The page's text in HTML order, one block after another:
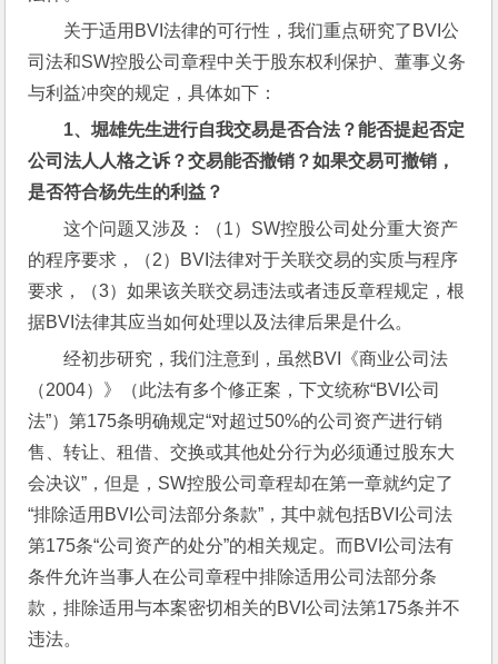
关于适用BVI法律的可行性，我们重点研究了BVI公
司法和SW控股公司章程中关于股东权利保护、董事义务
与利益冲突的规定，具体如下：
1、堀雄先生进行自我交易是否合法？能否提起否定
公司法人人格之诉？交易能否撤销？如果交易可撤销，
是否符合杨先生的利益？
这个问题又涉及：（1）SW控股公司处分重大资产
的程序要求，（2）BVI法律对于关联交易的实质与程序
要求，（3）如果该关联交易违法或者违反章程规定，根
据BVI法律其应当如何处理以及法律后果是什么。
经初步研究，我们注意到，虽然BVI《商业公司法
（2004）》（此法有多个修正案，下文统称“BVI公司
法”）第175条明确规定“对超过50%的公司资产进行销
售、转让、租借、交换或其他处分行为必须通过股东大
会决议”，但是，SW控股公司章程却在第一章就约定了
“排除适用BVI公司法部分条款”，其中就包括BVI公司法
第175条“公司资产的处分”的相关规定。而BVI公司法有
条件允许当事人在公司章程中排除适用公司法部分条
款，排除适用与本案密切相关的BVI公司法第175条并不
违法。